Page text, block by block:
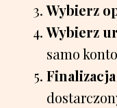
Wybierz
Wybierz
samo